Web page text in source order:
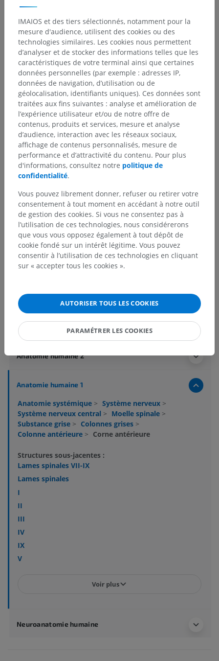
antérieures sacrées présentent également un groupe
cellulaire médial proéminent, responsable de l'innervation
des muscles périnéaux.
La traduction est incorrecte ? SIGNALER
Références
Snell, R.S. (2010). ‘Chapter 4: The Spinal Cord and the Ascending and
Descending Tracts’, inClinical Neuroanatomy. (7th ed.) Philadelphia:
Wolters Kluwer Health/Lippincott Williams & Wilkins, pp. 137-142.
Galerie
Hiérarchie anatomique
Anatomie humaine 2
Anatomie humaine 1
Anatomie systémique > Système nerveux >
Système nerveux central > Moelle spinale >
Substance grise > Colonnes grises >
Colonne antérieure > Corne antérieure
Structures sous-jacentes :
Lames spinales VII-IX
Lames spinales
I
II
III
IV
IX
V
Voir plus
Neuroanatomie humaine
IMAIOS et des tiers sélectionnés, notamment pour la
mesure d'audience, utilisent des cookies ou des
technologies similaires. Les cookies nous permettent
d’analyser et de stocker des informations telles que les
caractéristiques de votre terminal ainsi que certaines
données personnelles (par exemple : adresses IP,
données de navigation, d’utilisation ou de
géolocalisation, identifiants uniques). Ces données sont
traitées aux fins suivantes : analyse et amélioration de
l’expérience utilisateur et/ou de notre offre de
contenus, produits et services, mesure et analyse
d’audience, interaction avec les réseaux sociaux,
affichage de contenus personnalisés, mesure de
performance et d’attractivité du contenu. Pour plus
d'informations, consultez notre politique de
confidentialité.
Vous pouvez librement donner, refuser ou retirer votre
consentement à tout moment en accédant à notre outil
de gestion des cookies. Si vous ne consentez pas à
l’utilisation de ces technologies, nous considérerons
que vous vous opposez également à tout dépôt de
cookie fondé sur un intérêt légitime. Vous pouvez
consentir à l’utilisation de ces technologies en cliquant
sur « accepter tous les cookies ».
AUTORISER TOUS LES COOKIES
PARAMÉTRER LES COOKIES